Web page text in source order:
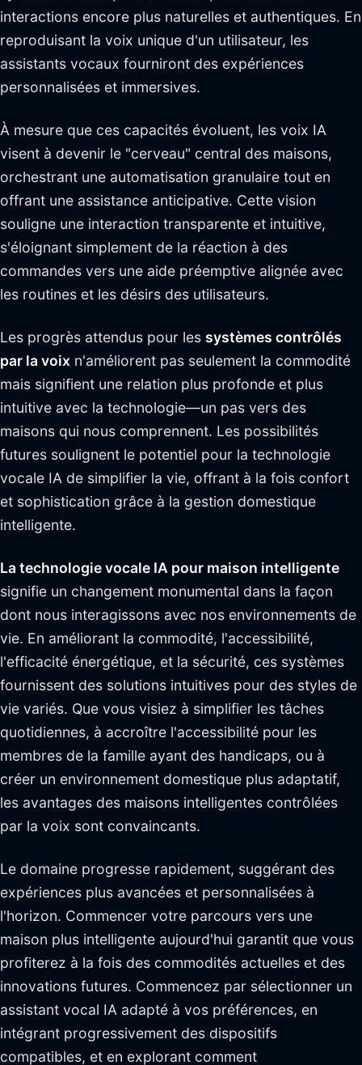
interactions encore plus naturelles et authentiques. En
reproduisant la voix unique d'un utilisateur, les
assistants vocaux fourniront des expériences
personnalisées et immersives.
À mesure que ces capacités évoluent, les voix IA
visent à devenir le "cerveau" central des maisons,
orchestrant une automatisation granulaire tout en
offrant une assistance anticipative. Cette vision
souligne une interaction transparente et intuitive,
s'éloignant simplement de la réaction à des
commandes vers une aide préemptive alignée avec
les routines et les désirs des utilisateurs.
Les progrès attendus pour les systèmes contrôlés
par la voix n'améliorent pas seulement la commodité
mais signifient une relation plus profonde et plus
intuitive avec la technologie—un pas vers des
maisons qui nous comprennent. Les possibilités
futures soulignent le potentiel pour la technologie
vocale IA de simplifier la vie, offrant à la fois confort
et sophistication grâce à la gestion domestique
intelligente.
La technologie vocale IA pour maison intelligente
signifie un changement monumental dans la façon
dont nous interagissons avec nos environnements de
vie. En améliorant la commodité, l'accessibilité,
l'efficacité énergétique, et la sécurité, ces systèmes
fournissent des solutions intuitives pour des styles de
vie variés. Que vous visiez à simplifier les tâches
quotidiennes, à accroître l'accessibilité pour les
membres de la famille ayant des handicaps, ou à
créer un environnement domestique plus adaptatif,
les avantages des maisons intelligentes contrôlées
par la voix sont convaincants.
Le domaine progresse rapidement, suggérant des
expériences plus avancées et personnalisées à
l'horizon. Commencer votre parcours vers une
maison plus intelligente aujourd'hui garantit que vous
profiterez à la fois des commodités actuelles et des
innovations futures. Commencez par sélectionner un
assistant vocal IA adapté à vos préférences, en
intégrant progressivement des dispositifs
compatibles, et en explorant comment